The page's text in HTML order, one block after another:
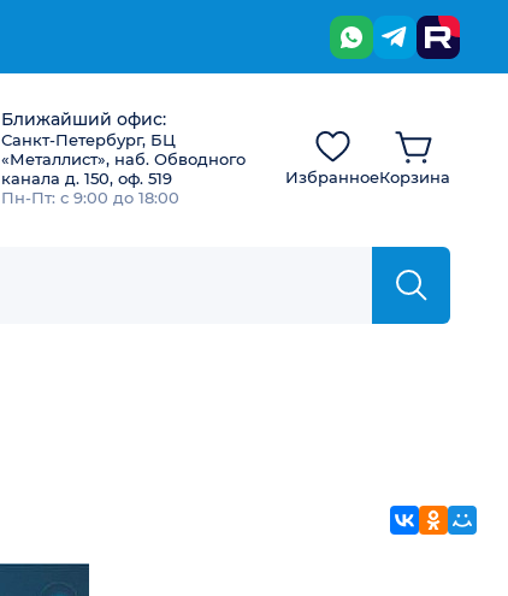
Ближайший офис:
Санкт-Петербург, БЦ
«Металлист», наб. Обводного
канала д. 150, оф. 519
Пн-Пт: с 9:00 до 18:00
ИзбранноеКорзина
ВКонтакте
Мой